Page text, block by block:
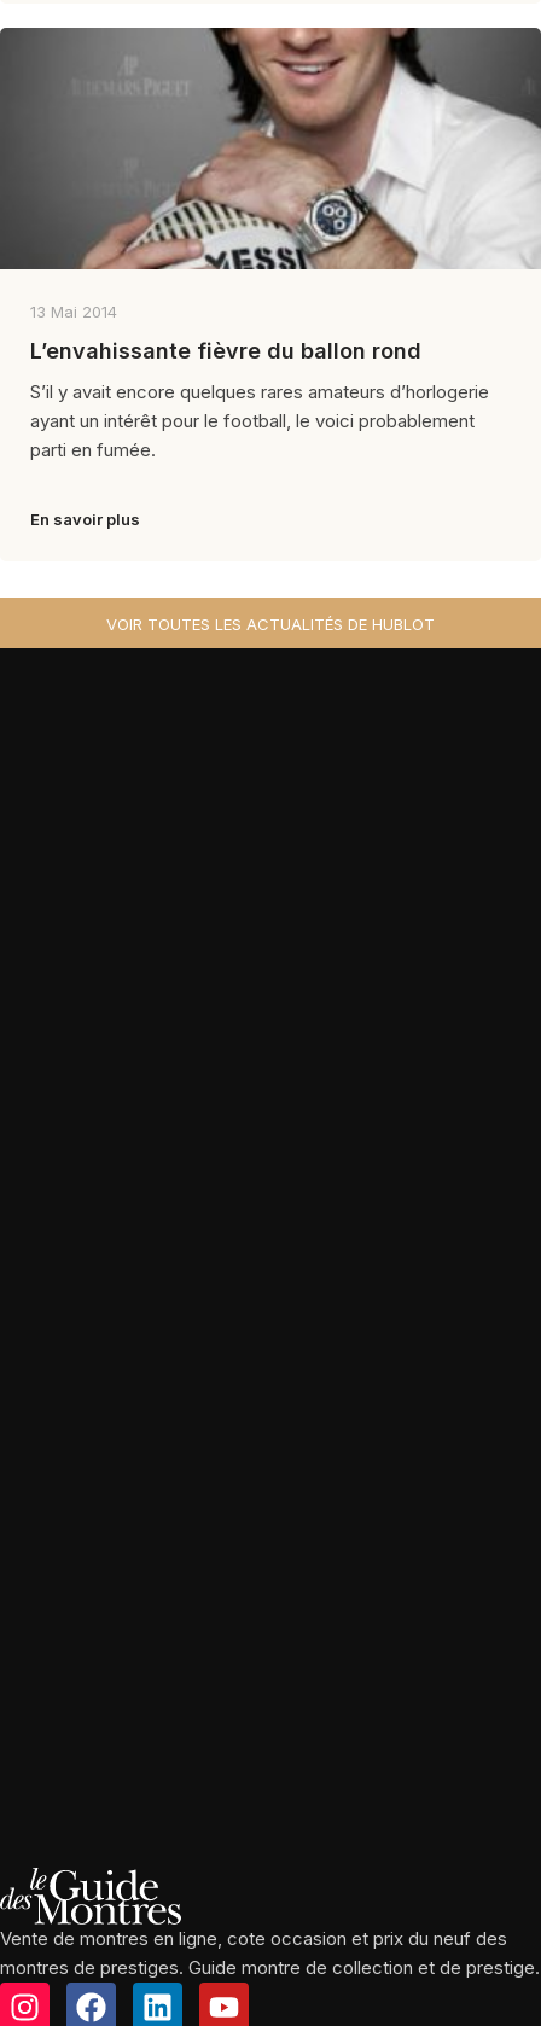
13 Mai 2014
L’envahissante fièvre du ballon rond
S’il y avait encore quelques rares amateurs d’horlogerie
ayant un intérêt pour le football, le voici probablement
parti en fumée.
En savoir plus
VOIR TOUTES LES ACTUALITÉS DE HUBLOT
Vente de montres en ligne, cote occasion et prix du neuf des
montres de prestiges. Guide montre de collection et de prestige.